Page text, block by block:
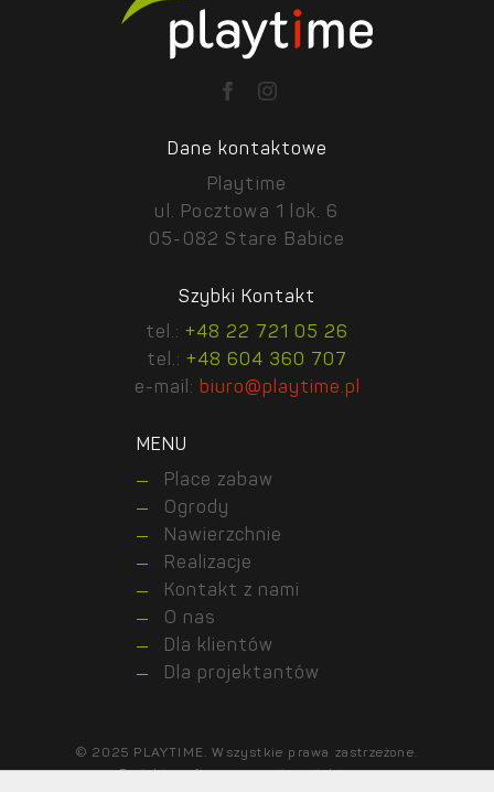
Dane kontaktowe
Playtime
ul. Pocztowa 1 lok. 6
05-082 Stare Babice
Szybki Kontakt
tel.: +48 22 721 05 26
tel.: +48 604 360 707
e-mail: biuro@playtime.pl
MENU
Place zabaw
Ogrody
Nawierzchnie
Realizacje
Kontakt z nami
O nas
Dla klientów
Dla projektantów
© 2025 PLAYTIME. Wszystkie prawa zastrzeżone.
Projekt graficzny:marcinprojekt.com